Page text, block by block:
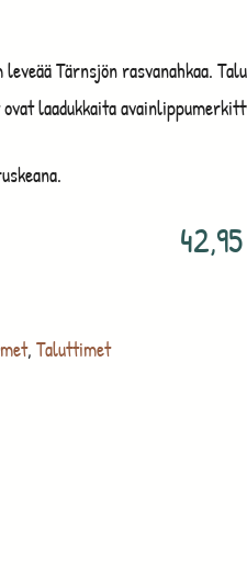
Tärnsjön rasvanahkaa.
laadukkaita
, Taluttimet